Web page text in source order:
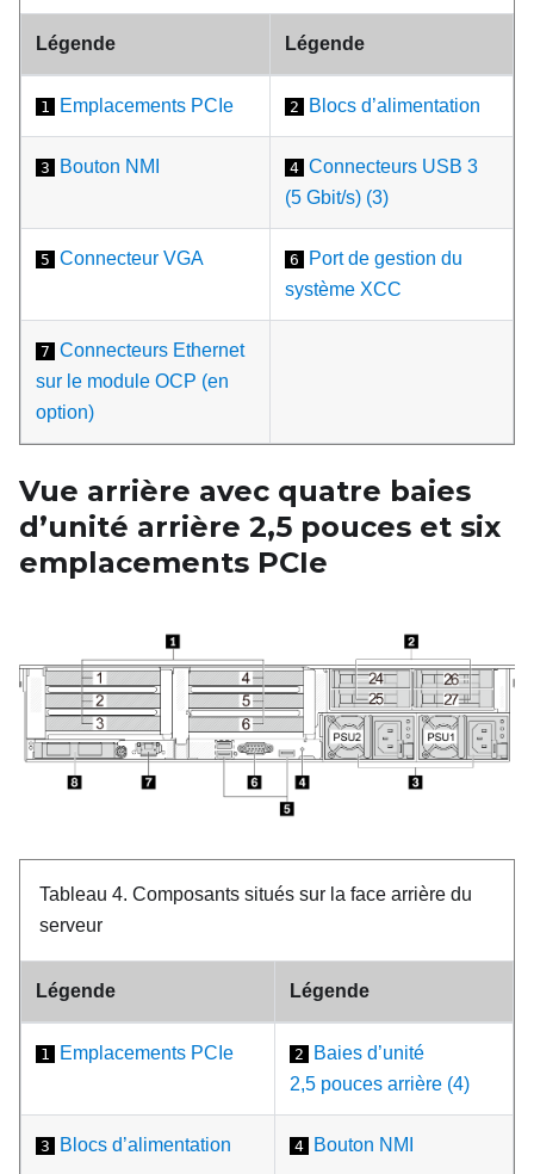
Légende Légende
1 Emplacements PCIe 2 Blocs d’alimentation
3 Bouton NMI 4 Connecteurs USB 3
(5 Gbit/s) (3)
5 Connecteur VGA 6
Port de gestion du
système XCC
7 Connecteurs Ethernet
sur le module OCP (en
option)
Vue arrière avec quatre baies
d’unité arrière 2,5 pouces et six
emplacements PCIe
Tableau 4. Composants situés sur la face arrière du
serveur
Légende Légende
1 Emplacements PCIe 2
Baies d’unité
2,5 pouces arrière (4)
3 Blocs d’alimentation 4 Bouton NMI